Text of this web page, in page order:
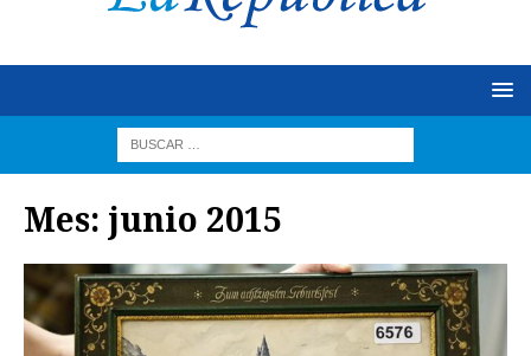
Mes: junio 2015